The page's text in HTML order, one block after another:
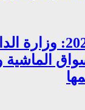
عيد الأضحى 2026:
الماشية